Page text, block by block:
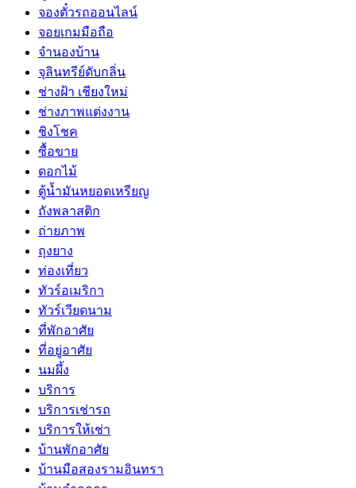
จองตั๋วรถออนไลน์
จอยเกมมือถือ
จำนองบ้าน
จุลินทรีย์ดับกลิ่น
ช่างฝ้า เชียงใหม่
ช่างภาพแต่งงาน
ชิงโชค
ซื้อขาย
ดอกไม้
ตู้น้ำมันหยอดเหรียญ
ถังพลาสติก
ถ่ายภาพ
ถุงยาง
ท่องเที่ยว
ทัวร์อเมริกา
ทัวร์เวียดนาม
ที่พักอาศัย
ที่อยู่อาศัย
นมผึ้ง
บริการ
บริการเช่ารถ
บริการให้เช่า
บ้านพักอาศัย
บ้านมือสองรามอินทรา